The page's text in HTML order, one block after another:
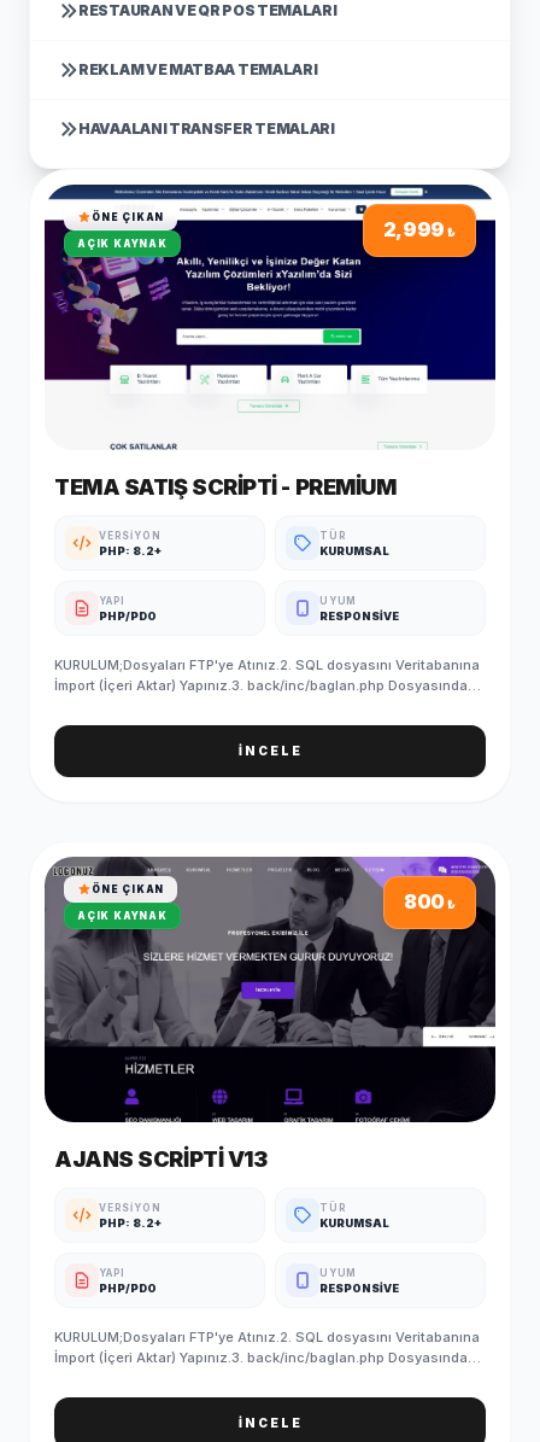
RESTAURAN VE QR POS TEMALARI
REKLAM VE MATBAA TEMALARI
HAVAALANI TRANSFER TEMALARI
ÖNE ÇIKAN
AÇIK KAYNAK
2,999₺
TEMA SATIŞ SCRIPTI - PREMIUM
VERSIYON
PHP: 8.2+
TÜR
KURUMSAL
YAPI
PHP/PDO
UYUM
RESPONSIVE
KURULUM;Dosyaları FTP'ye Atınız.2. SQL dosyasını Veritabanına
İmport (İçeri Aktar) Yapınız.3. back/inc/baglan.php Dosyasındaki
PHPMYADMIN/ayar tablosundan site linkinizi yazmayı
unutmayın5. Kurulum Başarıyla Tamamlanmıştır. ADMIN GİRİŞ
BİLGİLERİ (Standart);Admin Paneli : http://siteadi.com/ControlE-
çalışmaz.
İNCELE
ÖNE ÇIKAN
AÇIK KAYNAK
800₺
AJANS SCRIPTI V13
VERSIYON
PHP: 8.2+
TÜR
KURUMSAL
YAPI
PHP/PDO
UYUM
RESPONSIVE
KURULUM;Dosyaları FTP'ye Atınız.2. SQL dosyasını Veritabanına
İmport (İçeri Aktar) Yapınız.3. back/inc/baglan.php Dosyasındaki
PHPMYADMIN/ayar tablosundan site linkinizi yazmayı
unutmayın5. Kurulum Başarıyla Tamamlanmıştır. ADMIN GİRİŞ
İNCELE